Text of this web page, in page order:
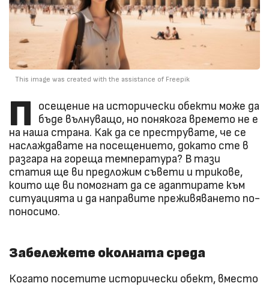
This image was created with the assistance of Freepik
П
осещение на исторически обекти може да
бъде вълнуващо, но понякога времето не е
на наша страна. Как да се преструвате, че се
наслаждавате на посещението, докато сте в
разгара на гореща температура? В тази
статия ще ви предложим съвети и трикове,
които ще ви помогнат да се адаптирате към
ситуацията и да направите преживяването по-
поносимо.
Забележете околната среда
Когато посетите исторически обект, вместо